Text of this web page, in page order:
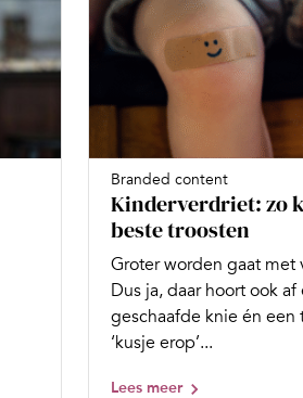
Branded content
Kinderverdriet: zo
beste troosten
Groter worden gaat met
Dus ja, daar hoort ook af
geschaafde knie én een
‘kusje erop’...
Lees meer